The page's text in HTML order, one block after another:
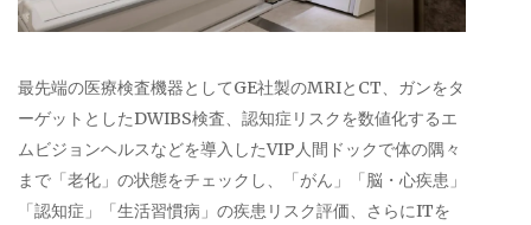
最先端の医療検査機器としてGE社製のMRIとCT、ガンをタ
ーゲットとしたDWIBS検査、認知症リスクを数値化するエ
ムビジョンヘルスなどを導入したVIP人間ドックで体の隅々
まで「老化」の状態をチェックし、「がん」「脳・心疾患」
「認知症」「生活習慣病」の疾患リスク評価、さらにITを